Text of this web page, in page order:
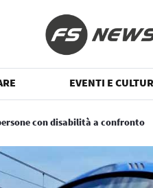
EVENTI E
con disabilità a confronto